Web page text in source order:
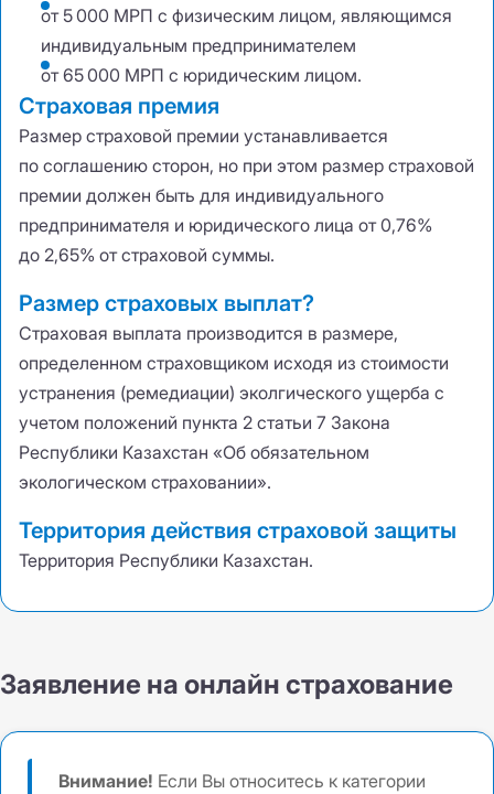
от 5 000 МРП с физическим лицом, являющимся
индивидуальным предпринимателем
от 65 000 МРП с юридическим лицом.
Страховая премия
Размер страховой премии устанавливается
по соглашению сторон, но при этом размер страховой
премии должен быть для индивидуального
предпринимателя и юридического лица от 0,76%
до 2,65% от страховой суммы.
Размер страховых выплат?
Страховая выплата производится в размере,
определенном страховщиком исходя из стоимости
устранения (ремедиации) эколгического ущерба с
учетом положений пункта 2 статьи 7 Закона
Республики Казахстан «Об обязательном
экологическом страховании».
Территория действия страховой защиты
Территория Республики Казахстан.
Заявление на онлайн страхование
Внимание! Если Вы относитесь к категории